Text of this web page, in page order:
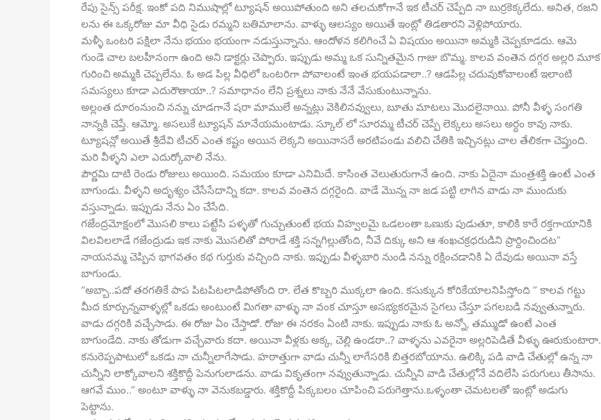
రేపు సైన్స్ పరీక్ష. ఇంకో పది నిముషాల్లో ట్యూషన్ అయిపోతుంది అని తలచుకోగానే ఇక టీచర్ చెప్పేది నా బుర్రకెక్కలేదు. అనిత, రజని
లను ఈ ఒక్కరోజు మా వీధి సైడు రమ్మని బతిమాలాను. వాళ్ళు ఆలస్యం అయితే ఇంట్లో తిడతారని వెళ్లిపోయారు.
మళ్ళీ ఒంటరి పక్షిలా నేను భయం భయంగా నడుస్తున్నాను. ఆందోళన కలిగించే ఏ విషయం అయినా అమ్మకి చెప్పకూడదు. ఆమె
గుండె చాల బలహీనంగా ఉంది అని డాక్టర్లు చెప్పారు. ఇప్పుడు అమ్మ ఒక సున్నితమైన గాజు బొమ్మ. కాలవ వంతెన దగ్గర అల్లరి మూక
గురించి అమ్మకి చెప్పలేను. ఓ అడ పిల్ల వీధిలో ఒంటరిగా పోవాలంటే ఇంత భయపడాలా..? ఆడపిల్ల చదువుకోవాలంటే ఇలాంటి
సమస్యలు కూడా ఎదురౌతాయా..? సమాధానం లేని ప్రశ్నలు నాకు నేనే వేసుకుంటున్నాను.
అల్లంత దూరంనుంచి నన్ను చూడగానే షరా మాములే అన్నట్లు వెకిలినవ్వులు, బూతు మాటలు మొదలైనాయి. పోనీ వీళ్ళ సంగతి
నాన్నకి చెప్తే. ఆమ్మో. అసలుకే ట్యూషన్ మానేయమంటాడు. స్కూల్ లో సూరమ్మ టీచర్ చెప్పే లెక్కలు అసలు అర్ధం కావు నాకు.
ట్యూషన్లో అయితే శ్రీదేవి టీచర్ ఎంత కష్టం అయిన లెక్కని అయినాసరే అరటిపండు వలిచి చేతికి ఇచ్చినట్లు చాల తేలికగా చెప్తుంది.
మరి వీళ్ళని ఎలా ఎదుర్కోవాలి నేను.
పౌర్ణమి దాటి రెండు రోజులు అయింది. సమయం కూడా ఎనిమిదే. కాసింత వెలుతురుగానే ఉంది. నాకు ఏదైనా మంత్రశక్తి ఉంటే ఎంత
బాగుండు. వీళ్ళని అదృశ్యం చేసేసేదాన్ని కదా. కాలవ వంతెన దగ్గరైంది. వాడే మొన్న నా జడ పట్టి లాగిన వాడు నా ముందుకు
వస్తున్నాడు. ఇప్పుడు నేను ఏం చేసేది.
గజేంద్రమోక్షంలో మొసలి కాలు పట్టేసి పళ్ళతో గుచ్చుతుంటే భయ విహ్వలమై ఒడలంతా ఒణుకు పుడుతూ, కాలికి కారే రక్తగాయానికి
విలవిలలాడే గజేంద్రుడు ఇక నాకు మొసలితో పోరాడే శక్తి సన్నగిల్లుతోంది, నీవే దిక్కు అని ఆ శంఖచక్రధరుడిని ప్రార్దించిందట”
నాయనమ్మ చెప్పిన భాగవతం కథ గుర్తుకు వచ్చింది నాకు. ఇప్పుడు వీళ్ళబారి నుండి నన్ను రక్షించడానికి ఏ దేవుడు అయినా వస్తే
బాగుండు.
“అబ్బా..పదో తరగతికే పాప పిటపిటలాడిపోతోంది రా. లేత కొబ్బరి ముక్కలా ఉంది. కసుక్కున కోరికేయాలనిపిస్తోంది ” కాలవ గట్టు
మీద కూర్చున్నవాళ్ళల్లో ఒకడు అంటుంటే మిగతా వాళ్ళు నా వంక చూస్తూ అసభ్యకరమైన సైగలు చేస్తూ పగలబడి నవ్వుతున్నారు.
వాడు దగ్గరికి వచ్చేసాడు. ఈ రోజు ఏం చేస్తాడో. రోజు ఈ నరకం ఏంటి నాకు. ఇప్పుడు నాకు ఓ అన్నో, తమ్ముడో ఉంటే ఎంత
బాగుండేది. నాకు తోడుగా వచ్చేవారు కదా. అయినా వీళ్లకు అక్క, చెల్లి ఉండరా..? వాళ్ళను ఎవరైనా అల్లరిపెడితే వీళ్ళు ఊరుకుంటారా.
కనురెప్పపాటులో ఒకడు నా చున్నీలాగేసాడు. హఠాత్తుగా వాడు చున్నీ లాగేసరికి బిత్తరబోయాను. ఉలిక్కి పడి వాడి చేతుల్లో ఉన్న నా
చున్నీని లాక్కోవాలని శక్తికొద్దీ పెనుగులాడను. వాడు వికృతంగా నవ్వుతున్నాడు. చున్నీని వాడి చేతుల్లోనే వదిలేసి పరుగులు తీసాను.
ఆగవే ముం..” అంటూ వాళ్ళు నా వెనుకబడ్డారు. శక్తికొద్దీ పిక్కబలం చూపించి పరుగెత్తాను.ఒళ్ళంతా చెమటలతో ఇంట్లో అడుగు
పెట్టాను.